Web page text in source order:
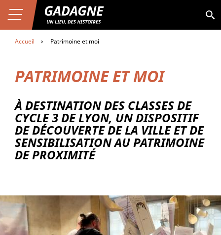
Aller au contenu
Aller au premier menu de navigation
Aller au second menu de navigation
Premier niveau de navigation
Aller à la page du musée Gadagne
Ouvrir le menu
Accueil Patrimoine et moi
PATRIMOINE ET MOI
À DESTINATION DES CLASSES DE
CYCLE 3 DE LYON, UN DISPOSITIF
DE DÉCOUVERTE DE LA VILLE ET DE
SENSIBILISATION AU PATRIMOINE
DE PROXIMITÉ